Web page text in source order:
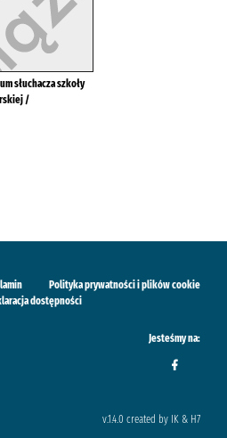
słuchacza szkoły
/
Polityka prywatności i plików cookie
dostępności
Jesteśmy na:
v.1.4.0 created by IK & H7